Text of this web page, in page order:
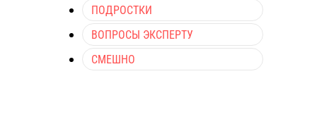
ПОДРОСТКИ
ВОПРОСЫ ЭКСПЕРТУ
СМЕШНО